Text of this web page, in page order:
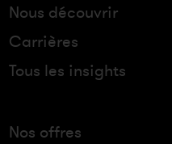
Nous découvrir
Carrières
Tous les insights
Nos offres